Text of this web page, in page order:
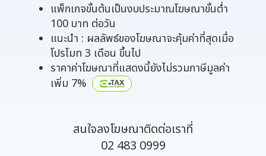
แพ็กเกจขั้นต้นเป็นงบประมาณโฆษณาขั้นต่ำ
100 บาท ต่อวัน
แนะนำ : ผลลัพธ์ของโฆษณาจะคุ้มค่าที่สุดเมื่อ
โปรโมท 3 เดือน ขึ้นไป
ราคาค่าโฆษณาที่แสดงนี้ยังไม่รวมภาษีมูลค่า
เพิ่ม 7%
สนใจลงโฆษณาติดต่อเราที่
02 483 0999